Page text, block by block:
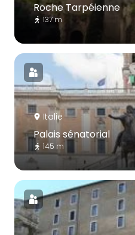
Roche Tarpéienne
137 m
Italie
Palais sénatorial
145 m